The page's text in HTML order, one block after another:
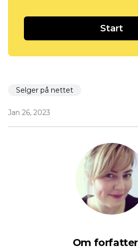
Start
Selger på nettet
Jan 26, 2023
Om